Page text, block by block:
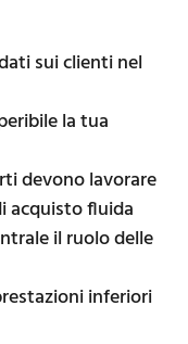
sui clienti nel
la tua
devono lavorare
acquisto fluida
il ruolo delle
inferiori